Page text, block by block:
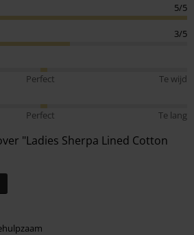
5/5
3/5
Perfect
Te wijd
Perfect Te lang
"Ladies Sherpa Lined Cotton